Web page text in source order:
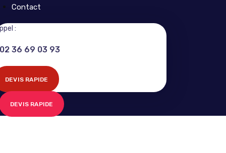
Contact
:
02 36 69 03 93
DEVIS RAPIDE
DEVIS RAPIDE